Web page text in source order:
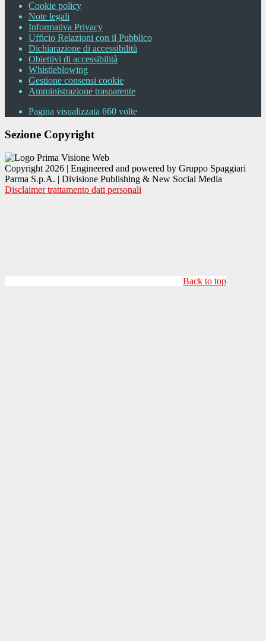
Cookie policy
Note legali
Informativa Privacy
Ufficio Relazioni con il Pubblico
Dichiarazione di accessibilità
Obiettivi di accessibilità
Whistleblowing
Gestione consensi cookie
Amministrazione trasparente
Pagina visualizzata 660 volte
Sezione Copyright
Copyright 2026 | Engineered and powered by Gruppo Spaggiari
Parma S.p.A. | Divisione Publishing & New Social Media
Disclaimer trattamento dati personali
Back to top